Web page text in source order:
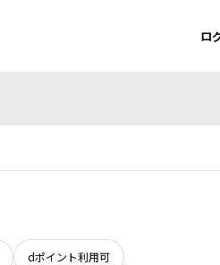
ロ
dポイント利用可